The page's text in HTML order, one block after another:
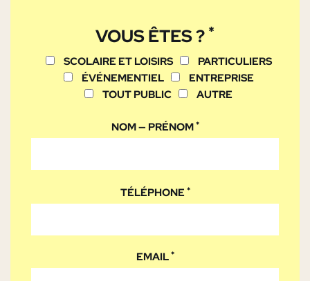
VOUS ÊTES ? *
SCOLAIRE ET LOISIRS
PARTICULIERS
ÉVÉNEMENTIEL
ENTREPRISE
TOUT PUBLIC
AUTRE
NOM — PRÉNOM *
LAISSER
CHAMP
TÉLÉPHONE *
EMAIL *